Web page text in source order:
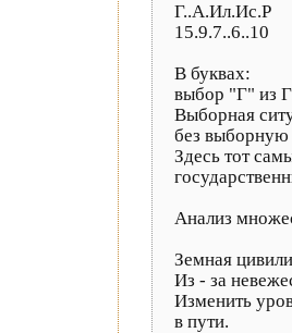
Г..А.Ил.Ис.Р
15.9.7..6..10
В буквах:
выбор "Г" из
Выборная
без
Здесь тот
Анализ
Земная
Из - за
Изменить
в пути.